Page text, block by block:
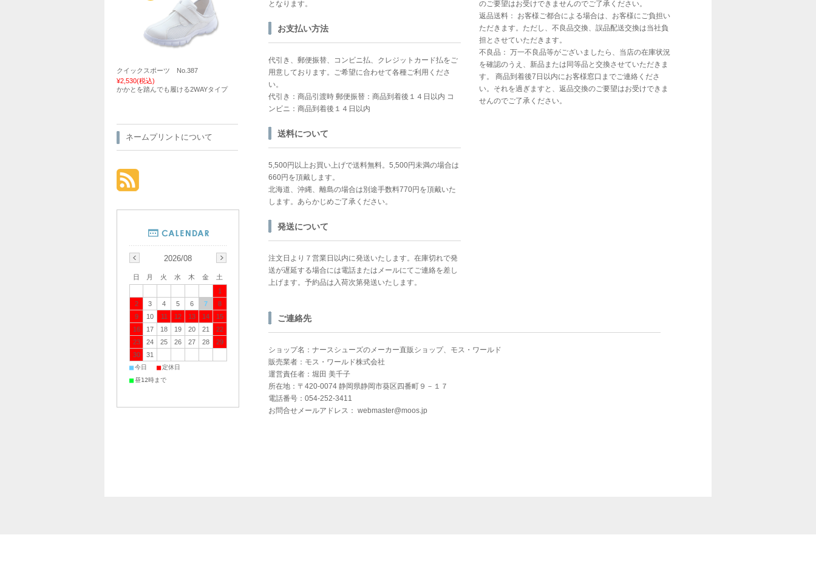
となります。
お支払い方法
代引き、郵便振替、コンビニ払、クレジットカード払をご
用意しております。ご希望に合わせて各種ご利用くださ
い。
代引き：商品引渡時 郵便振替：商品到着後１４日以内 コ
ンビニ：商品到着後１４日以内
送料について
5,500円以上お買い上げで送料無料。5,500円未満の場合は
660円を頂戴します。
北海道、沖縄、離島の場合は別途手数料770円を頂戴いた
します。あらかじめご了承ください。
発送について
注文日より７営業日以内に発送いたします。在庫切れで発
送が遅延する場合には電話またはメールにてご連絡を差し
上げます。予約品は入荷次第発送いたします。
のご要望はお受けできませんのでご了承ください。
返品送料： お客様ご都合による場合は、お客様にご負担い
ただきます。ただし、不良品交換、誤品配送交換は当社負
担とさせていただきます。
不良品： 万一不良品等がございましたら、当店の在庫状況
を確認のうえ、新品または同等品と交換させていただきま
す。 商品到着後7日以内にお客様窓口までご連絡くださ
い。それを過ぎますと、返品交換のご要望はお受けできま
せんのでご了承ください。
ご連絡先
ショップ名：ナースシューズのメーカー直販ショップ、モス・ワールド
販売業者：モス・ワールド株式会社
運営責任者：堀田 美千子
所在地：〒420-0074 静岡県静岡市葵区四番町９－１７
電話番号：054-252-3411
お問合せメールアドレス： webmaster@moos.jp
クイックスポーツ No.387
¥2,530(税込)
かかとを踏んでも履ける2WAYタイプ
ネームプリントについて
2026/08
日 月 火 水 木 金
土
1
2
3 4 5 6 7
8
9
10 11 12 13 14
15
16
17 18 19 20 21
22
23
24 25 26 27 28
29
30
31
■今日 ■定休日
■昼12時まで